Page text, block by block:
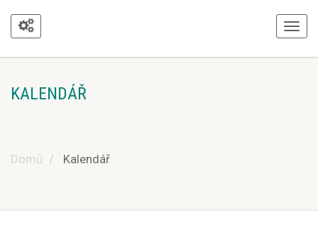
KALENDÁŘ
Domů Kalendář